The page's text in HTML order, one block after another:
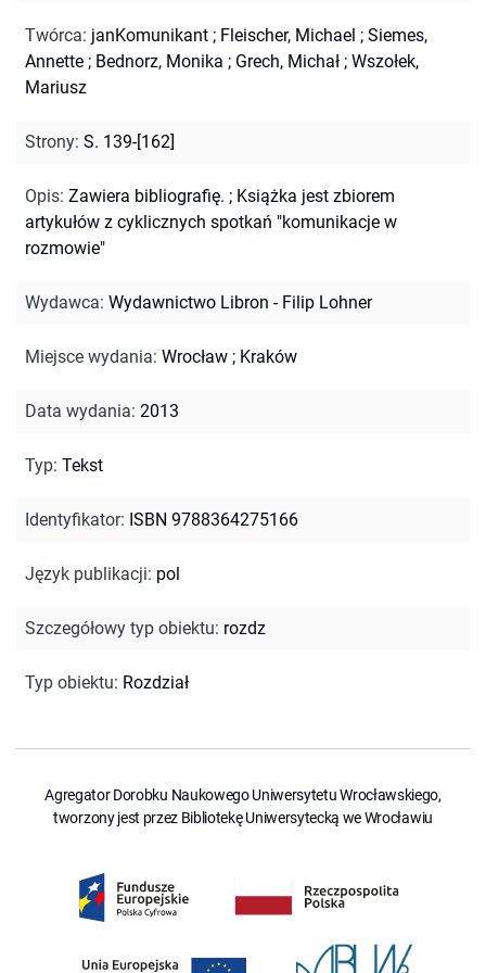
Twórca: janKomunikant ; Fleischer, Michael ; Siemes,
Annette ; Bednorz, Monika ; Grech, Michał ; Wszołek,
Mariusz
Strony: S. 139-[162]
Opis: Zawiera bibliografię. ; Książka jest zbiorem
artykułów z cyklicznych spotkań "komunikacje w
rozmowie"
Wydawca: Wydawnictwo Libron - Filip Lohner
Miejsce wydania: Wrocław ; Kraków
Data wydania: 2013
Typ: Tekst
Identyfikator: ISBN 9788364275166
Język publikacji: pol
Szczegółowy typ obiektu: rozdz
Typ obiektu: Rozdział
Agregator Dorobku Naukowego Uniwersytetu Wrocławskiego,
tworzony jest przez Bibliotekę Uniwersytecką we Wrocławiu